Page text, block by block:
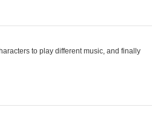
to play different music, and finally